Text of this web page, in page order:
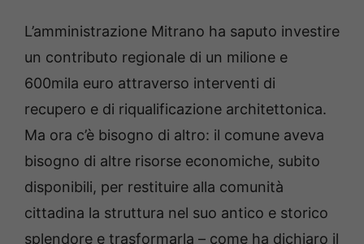
L’amministrazione Mitrano ha saputo investire
un contributo regionale di un milione e
600mila euro attraverso interventi di
recupero e di riqualificazione architettonica.
Ma ora c’è bisogno di altro: il comune aveva
bisogno di altre risorse economiche, subito
disponibili, per restituire alla comunità
cittadina la struttura nel suo antico e storico
splendore e trasformarla – come ha dichiaro il